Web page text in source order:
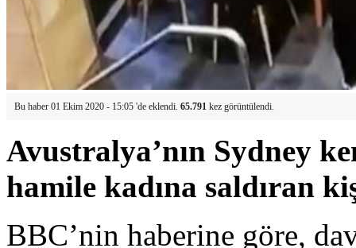
Bu haber 01 Ekim 2020 - 15:05 'de eklendi. 65.791 kez görüntülendi.
Avustralya’nın Sydney
hamile kadına saldıran
BBC’nin haberine göre,